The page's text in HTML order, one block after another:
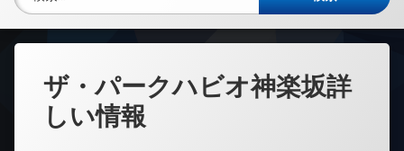
ザ・パークハビオ神楽坂詳
しい情報